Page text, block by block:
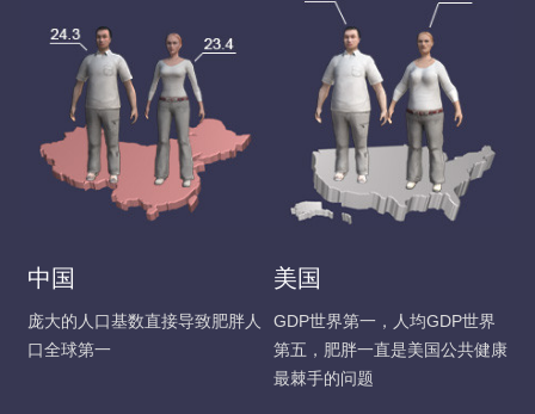
中国
庞大的人口基数直接导致肥胖人
口全球第一
美国
GDP世界第一，人均GDP世界
第五，肥胖一直是美国公共健康
最棘手的问题